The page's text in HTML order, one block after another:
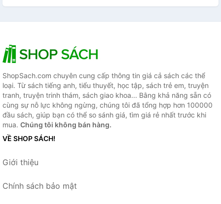
ShopSach.com chuyên cung cấp thông tin giá cả sách các thể
loại. Từ sách tiếng anh, tiểu thuyết, học tập, sách trẻ em, truyện
tranh, truyện trinh thám, sách giao khoa... Bằng khả năng sẵn có
cùng sự nỗ lực không ngừng, chúng tôi đã tổng hợp hơn 100000
đầu sách, giúp bạn có thể so sánh giá, tìm giá rẻ nhất trước khi
mua. Chúng tôi không bán hàng.
VỀ SHOP SÁCH!
Giới thiệu
Chính sách bảo mật